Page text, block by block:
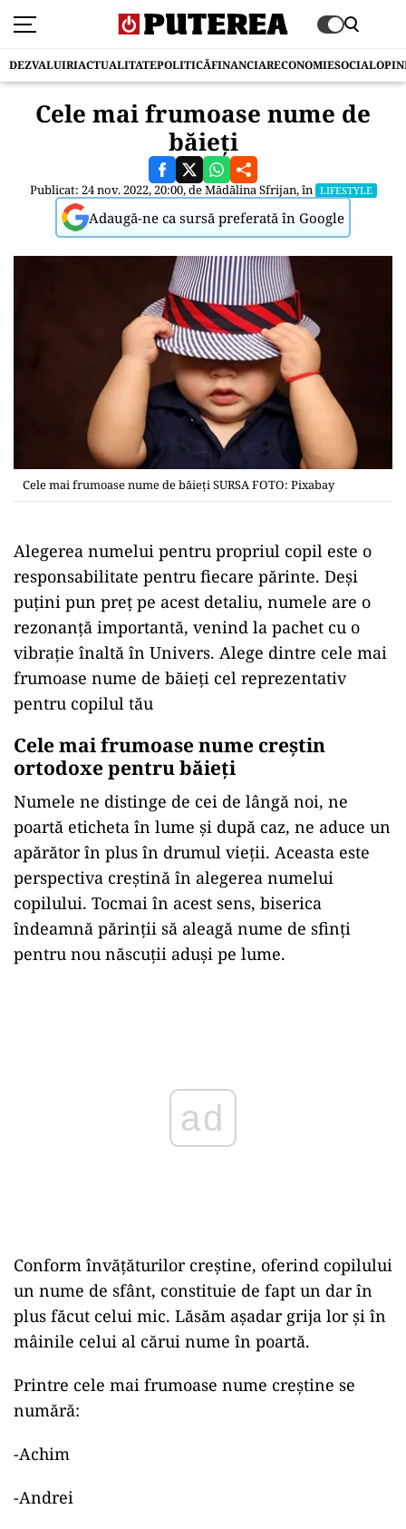
DEZVALUIRIACTUALITATEPOLITICĂFINANCIARECONOMIESOCIAL
Cele mai frumoase nume de
băieți
Publicat: 24 nov. 2022, 20:00, deMădălina Sfrijan, în LIFESTYLE
Adaugă-ne ca sursă preferată în Google
Cele mai frumoase nume de băieți SURSA FOTO: Pixabay
Alegerea numelui pentru propriul copil este o
responsabilitate pentru fiecare părinte. Deși
puțini pun preț pe acest detaliu, numele are o
rezonanță importantă, venind la pachet cu o
vibrație înaltă în Univers. Alege dintre cele mai
frumoase nume de băieți cel reprezentativ
pentru copilul tău
Cele mai frumoase nume creștin
ortodoxe pentru băieți
Numele ne distinge de cei de lângă noi, ne
poartă eticheta în lume și după caz, ne aduce un
apărător în plus în drumul vieții. Aceasta este
perspectiva creștină în alegerea numelui
copilului. Tocmai în acest sens, biserica
îndeamnă părinții să aleagă nume de sfinți
pentru nou născuții aduși pe lume.
ad
Conform învățăturilor creștine, oferind copilului
un nume de sfânt, constituie de fapt un dar în
plus făcut celui mic. Lăsăm așadar grija lor și în
mâinile celui al cărui nume în poartă.
Printre cele mai frumoase nume creștine se
numără:
-Achim
-Andrei